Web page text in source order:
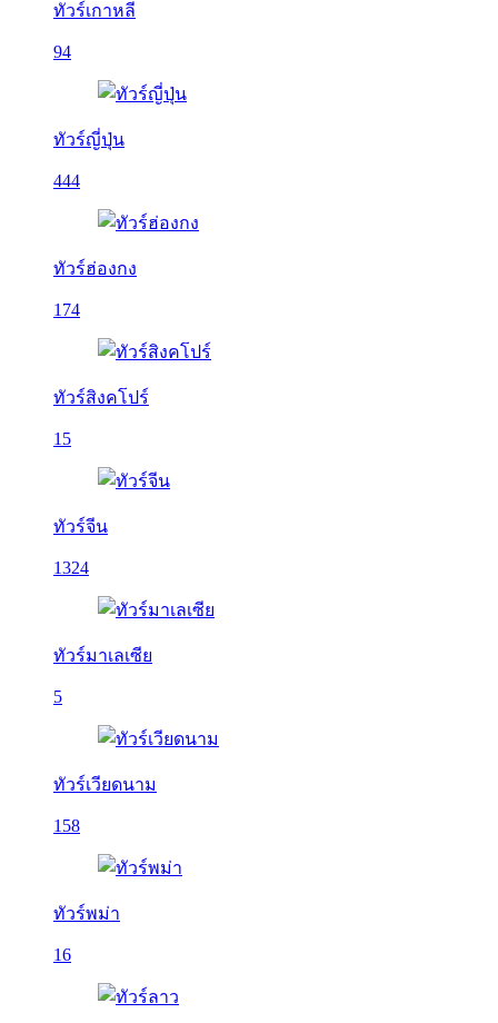
ทัวร์เกาหลี
94
ทัวร์ญี่ปุ่น
444
ทัวร์ฮ่องกง
174
ทัวร์สิงคโปร์
15
ทัวร์จีน
1324
ทัวร์มาเลเซีย
5
ทัวร์เวียดนาม
158
ทัวร์พม่า
16